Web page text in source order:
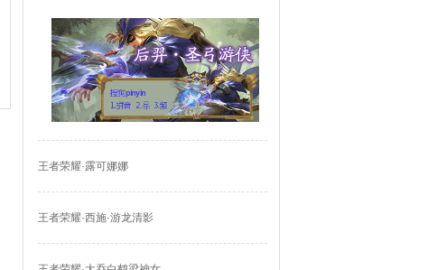
王者荣耀·露可娜娜
王者荣耀·西施·游龙清影